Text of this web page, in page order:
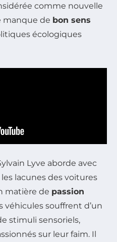
comme nouvelle
manque de bon sens
écologiques
Lyve aborde avec
lacunes des voitures
matière de passion
véhicules souffrent d’un
stimuli sensoriels,
sur leur faim. Il